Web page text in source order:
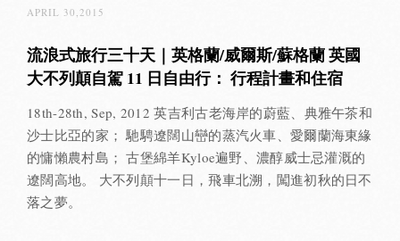
APRIL 30,2015
流浪式旅行三十天｜英格蘭/威爾斯/蘇格蘭 英國
大不列顛自駕 11 日自由行： 行程計畫和住宿
18th-28th, Sep, 2012 英吉利古老海岸的蔚藍、典雅午茶和
沙士比亞的家； 馳騁遼闊山巒的蒸汽火車、愛爾蘭海東緣
的慵懶農村島； 古堡綿羊Kyloe遍野、濃醇威士忌灌溉的
遼闊高地。 大不列顛十一日，飛車北溯，闖進初秋的日不
落之夢。